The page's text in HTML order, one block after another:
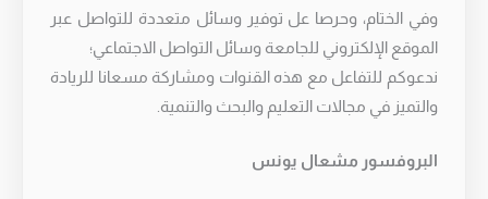
وفي الختام، وحرصا عل توفير وسائل متعددة للتواصل عبر
الموقع الإلكتروني للجامعة وسائل التواصل الاجتماعي؛
ندعوكم للتفاعل مع هذه القنوات ومشاركة مسعانا للريادة
والتميز في مجالات التعليم والبحث والتنمية.
البروفسور مشعال يونس